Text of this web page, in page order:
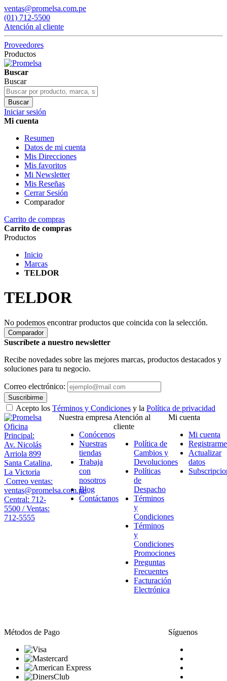
ventas@promelsa.com.pe
(01) 712-5500
Atención al cliente
Proveedores
Productos
Buscar
Buscar
Buscar
Iniciar sesión
Mi cuenta
Resumen
Datos de mi cuenta
Mis Direcciones
Mis favoritos
Mi Newsletter
Mis Reseñas
Cerrar Sesión
Comparador
Carrito de compras
Carrito de compras
Productos
Inicio
Marcas
TELDOR
TELDOR
No podemos encontrar productos que coincida con la selección.
Comparador
Suscríbete a nuestro newsletter
Recibe novedades sobre las mejores marcas, productos destacados y
soluciones para tu negocio.
Correo electrónico:
Suscribirme
Acepto los Términos y Condiciones y la Política de privacidad
Oficina
Principal:
Av. Nicolás
Arriola 899
Santa Catalina,
La Victoria
Correo ventas:
ventas@promelsa.com.pe
Central: 712-
5500 / Ventas:
712-5555
Nuestra empresa
Conócenos
Nuestras
tiendas
Trabaja
con
nosotros
Blog
Contáctanos
Atención al
cliente
Política de
Cambios y
Devoluciones
Políticas
de
Despacho
Términos
y
Condiciones
Términos
y
Condiciones
Promociones
Preguntas
Frecuentes
Facturación
Electrónica
Mi cuenta
Mi cuenta
Registrarme
Actualizar
datos
Métodos de Pago Síguenos